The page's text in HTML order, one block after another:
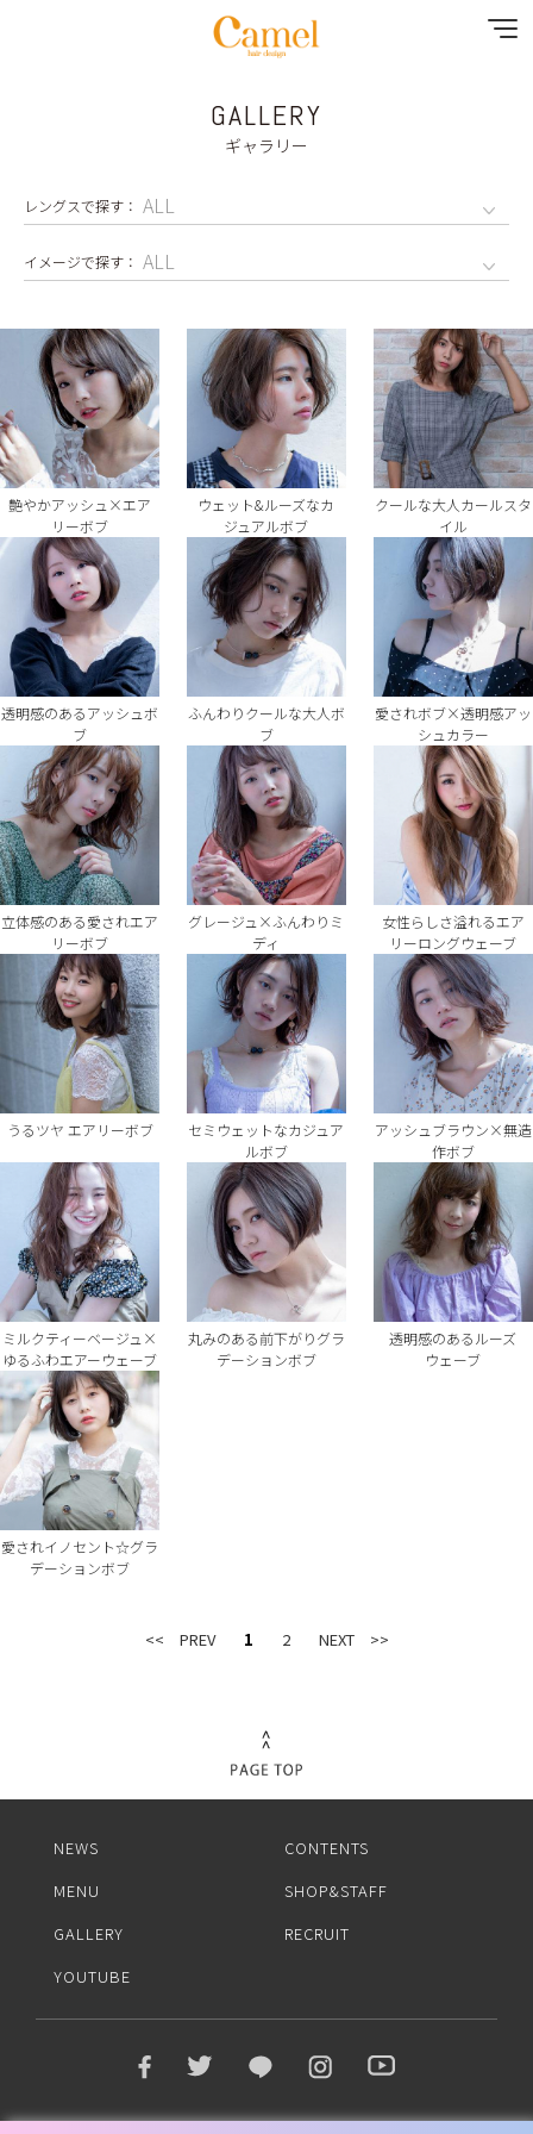
GALLERY
RECRUIT
YOUTUBE
GALLERY
ギャラリー
艶やかアッシュ×エア
リーボブ
ウェット&ルーズなカ
ジュアルボブ
クールな大人カールスタ
イル
透明感のあるアッシュボ
ブ
ふんわりクールな大人ボ
ブ
愛されボブ×透明感アッ
シュカラー
立体感のある愛されエア
リーボブ
グレージュ×ふんわりミ
ディ
女性らしさ溢れるエア
リーロングウェーブ
うるツヤ エアリーボブ
セミウェットなカジュア
ルボブ
アッシュブラウン×無造
作ボブ
ミルクティーベージュ×
ゆるふわエアーウェーブ
丸みのある前下がりグラ
デーションボブ
透明感のあるルーズ
ウェーブ
愛されイノセント☆グラ
デーションボブ
<< PREV 1 2 NEXT >>
NEWS
CONTENTS
MENU
SHOP&STAFF
GALLERY
RECRUIT
YOUTUBE